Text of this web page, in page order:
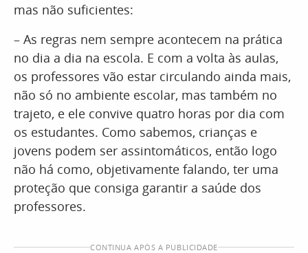
mas não suficientes:
– As regras nem sempre acontecem na prática
no dia a dia na escola. E com a volta às aulas,
os professores vão estar circulando ainda mais,
não só no ambiente escolar, mas também no
trajeto, e ele convive quatro horas por dia com
os estudantes. Como sabemos, crianças e
jovens podem ser assintomáticos, então logo
não há como, objetivamente falando, ter uma
proteção que consiga garantir a saúde dos
professores.
CONTINUA APÓS A PUBLICIDADE